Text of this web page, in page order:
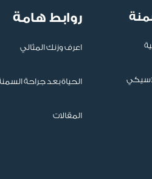
روابط هامة
اعرف وزنك المثالي
الحياة بعد جراحة
المقالات